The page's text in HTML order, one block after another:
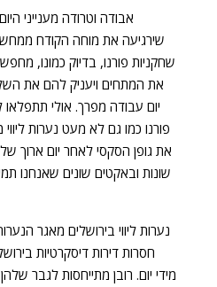
אבודה וטרודה מענייני
שירגיעה את מוחה הקודח
שחקניות פורנו, בדיוק כמונו,
את המתחים ויעניק להם את
יום עבודה מפרך. אולי
פורנו כמו גם לא מעט נערות
את גופן הסקסי לאחר יום ארוך
שונות ובאקטים שונים שאנחנו
נערות ליווי בירושלים מאגר
חסרות דירות דיסקרטיות
מידי יום. רובן מתייחסות לגבר